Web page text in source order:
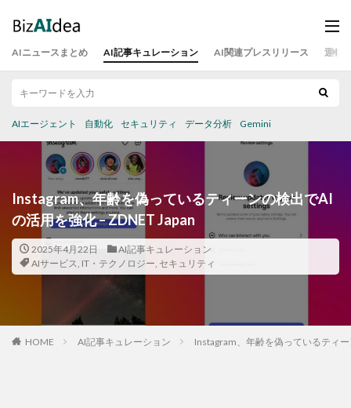
AIニュースまとめ AI記事キュレーション AI関連プレスリリース 運営
AIエージェント 自動化 セキュリティ データ分析 Gemini
Instagram、年齢を偽っているティーンの検出でAI
の活用を強化 – ZDNET Japan
2025年4月22日
AI記事キュレーション
AIサービス, IT・テクノロジー, セキュリティ
HOME AI記事キュレーション Instagram、年齢を偽っているティ